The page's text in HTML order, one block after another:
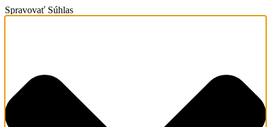
Spravovať Súhlas